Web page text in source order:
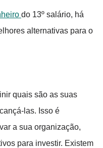
do 13º salário, há
alternativas para o
quais são as suas
las. Isso é
a sua organização,
para investir. Existem